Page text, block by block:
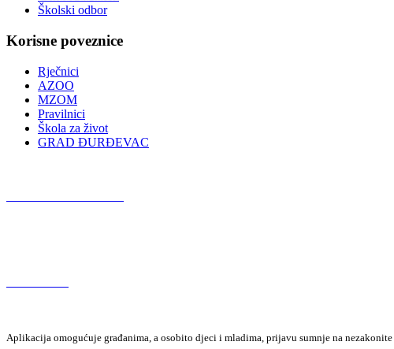
Školski odbor
Korisne poveznice
Rječnici
AZOO
MZOM
Pravilnici
Škola za život
GRAD ĐURĐEVAC
Aplikacija omogućuje građanima, a osobito djeci i mladima, prijavu sumnje na